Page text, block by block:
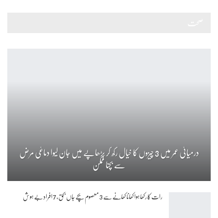
درمیانی عمر میں 3 چیزوں کا خیال رکھ کر بڑھاپے میں جان لیوا دماغی مرض
سے بچنا ممکن
رات کا رکھا ہوا کھانا کھانے سے 3 معصوم بچے جاں بحق، 7 افراد بے ہوش